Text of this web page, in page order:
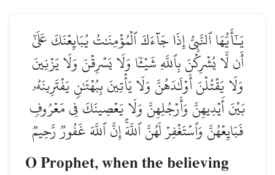
يَـٰٓأَيُّهَا ٱلنَّبِيُّ إِذَا جَآءَكَ ٱلۡمُؤۡمِنَٰتُ يُبَايِعۡنَكَ عَلَىٰٓ
أَن لَّا يُشۡرِكۡنَ بِٱللَّهِ شَيۡـٔٗا وَلَا يَسۡرِقۡنَ وَلَا يَزۡنِينَ
وَلَا يَقۡتُلۡنَ أَوۡلَٰدَهُنَّ وَلَا يَأۡتِينَ بِبُهۡتَٰنٖ يَفۡتَرِينَهُۥ
بَيۡنَ أَيۡدِيهِنَّ وَأَرۡجُلِهِنَّ وَلَا يَعۡصِينَكَ فِي مَعۡرُوفٖ
فَبَايِعۡهُنَّ وَٱسۡتَغۡفِرۡ لَهُنَّ ٱللَّهَۚ إِنَّ ٱللَّهَ غَفُورٞ رَّحِيمٞ
O Prophet, when the believing